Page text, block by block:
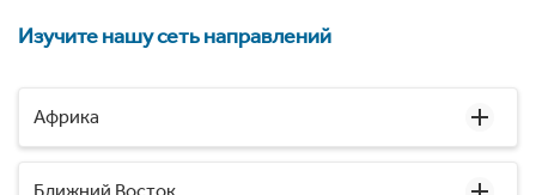
Изучите нашу сеть направлений
Африка